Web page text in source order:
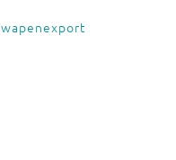
wapenexport